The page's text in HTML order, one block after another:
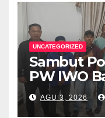
UNCATEGORIZED
Sambut
PW IWO
Walikota
Apresiasi
AGU 3, 2026